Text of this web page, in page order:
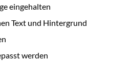
eingehalten
Text und Hintergrund
werden